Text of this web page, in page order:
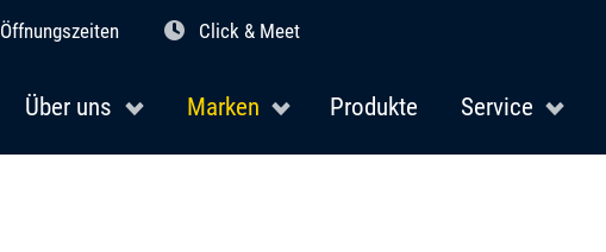
Öffnungszeiten Click & Meet
Über uns Marken Produkte Service